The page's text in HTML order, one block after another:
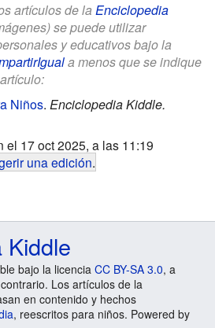
artículos de la Enciclopedia
se puede utilizar
y educativos bajo la
a menos que se indique
Niños. Enciclopedia Kiddle.
el 17 oct 2025, a las 11:19
una edición.
Kiddle
bajo la licencia CC BY-SA 3.0, a
Los artículos de la
en contenido y hechos
, reescritos para niños. Powered by